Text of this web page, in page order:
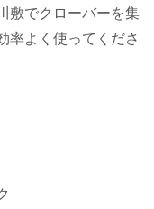
敷でクローバーを集
率よく使ってくださ